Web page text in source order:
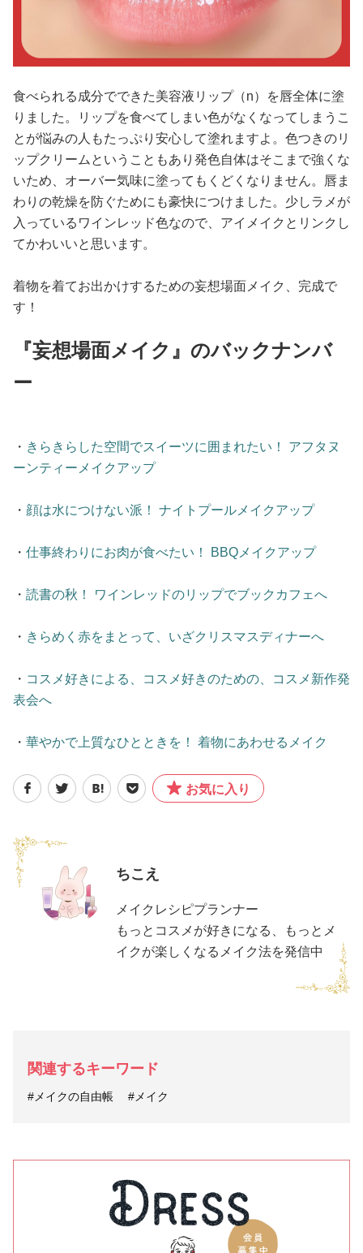
食べられる成分でできた美容液リップ（n）を唇全体に塗
りました。リップを食べてしまい色がなくなってしまうこ
とが悩みの人もたっぷり安心して塗れますよ。色つきのリ
ップクリームということもあり発色自体はそこまで強くな
いため、オーバー気味に塗ってもくどくなりません。唇ま
わりの乾燥を防ぐためにも豪快につけました。少しラメが
入っているワインレッド色なので、アイメイクとリンクし
てかわいいと思います。
着物を着てお出かけするための妄想場面メイク、完成で
す！
『妄想場面メイク』のバックナンバ
ー
・ きらきらした空間でスイーツに囲まれたい！ アフタヌ
ーンティーメイクアップ
・ 顔は水につけない派！ ナイトプールメイクアップ
・ 仕事終わりにお肉が食べたい！ BBQメイクアップ
・ 読書の秋！ ワインレッドのリップでブックカフェへ
・ きらめく赤をまとって、いざクリスマスディナーへ
・ コスメ好きによる、コスメ好きのための、コスメ新作発
表会へ
・ 華やかで上質なひとときを！ 着物にあわせるメイク
お気に入り
ちこえ
メイクレシピプランナー
もっとコスメが好きになる、もっとメ
イクが楽しくなるメイク法を発信中
関連するキーワード
#メイクの自由帳 #メイク